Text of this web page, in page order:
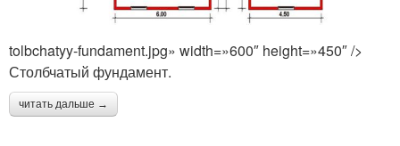
tolbchatyy-fundament.jpg» width=»600″ height=»450″ />
Столбчатый фундамент.
читать дальше →